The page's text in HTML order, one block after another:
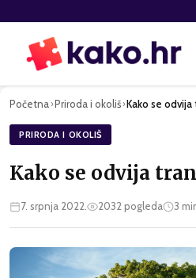
Početna›Priroda i okoliš›Kako se odvija
PRIRODA I OKOLIŠ
Kako se odvija
7. srpnja 2022. 2032pogleda 3